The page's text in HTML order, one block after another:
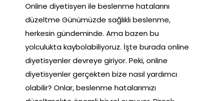
Online diyetisyen ile beslenme hatalarını
düzeltme Günümüzde sağlıklı beslenme,
herkesin gündeminde. Ama bazen bu
yolculukta kaybolabiliyoruz. İşte burada online
diyetisyenler devreye giriyor. Peki, online
diyetisyenler gerçekten bize nasıl yardımcı
olabilir? Onlar, beslenme hatalarımızı